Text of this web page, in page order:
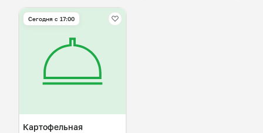
Сегодня с 17:00
Картофельная